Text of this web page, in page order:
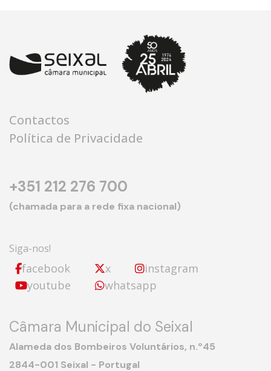
Contactos
Política de Privacidade
+351 212 276 700
(chamada para a rede fixa nacional)
Siga-nos!
facebook x
instagram
youtube
whatsapp
Câmara Municipal do Seixal
Alameda dos Bombeiros Voluntários, n.º45
2844-001 Seixal - Portugal